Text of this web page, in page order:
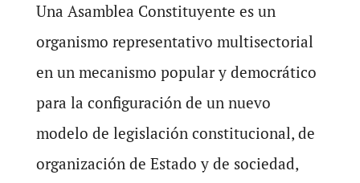
Una Asamblea Constituyente es un
organismo representativo multisectorial
en un mecanismo popular y democrático
para la configuración de un nuevo
modelo de legislación constitucional, de
organización de Estado y de sociedad,